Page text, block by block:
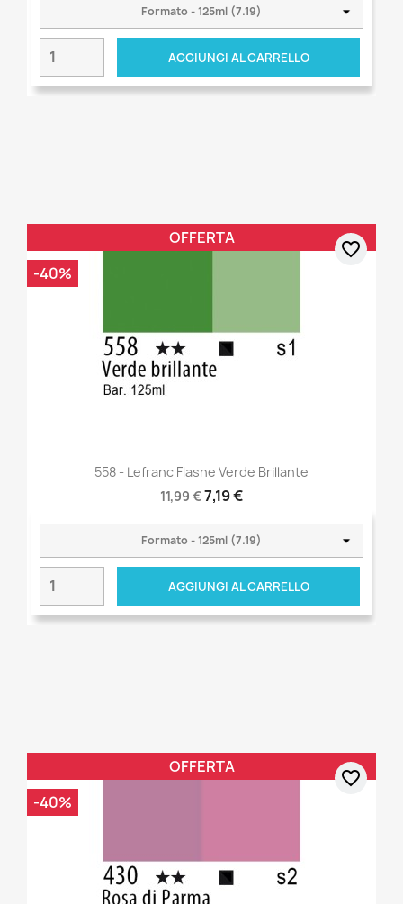
AGGIUNGI AL CARRELLO
558 - Lefranc Flashe Verde Brillante
11,99 €7,19 €
AGGIUNGI AL CARRELLO
OFFERTA
-40%
favorite_border
OFFERTA
-40%
favorite_border